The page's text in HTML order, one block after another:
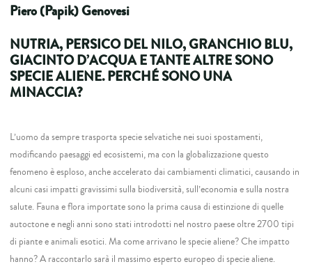
Piero (Papik) Genovesi
NUTRIA, PERSICO DEL NILO, GRANCHIO BLU,
GIACINTO D’ACQUA E TANTE ALTRE SONO
SPECIE ALIENE. PERCHÉ SONO UNA
MINACCIA?
L’uomo da sempre trasporta specie selvatiche nei suoi spostamenti,
modificando paesaggi ed ecosistemi, ma con la globalizzazione questo
fenomeno è esploso, anche accelerato dai cambiamenti climatici, causando in
alcuni casi impatti gravissimi sulla biodiversità, sull’economia e sulla nostra
salute. Fauna e flora importate sono la prima causa di estinzione di quelle
autoctone e negli anni sono stati introdotti nel nostro paese oltre 2700 tipi
di piante e animali esotici. Ma come arrivano le specie aliene? Che impatto
hanno? A raccontarlo sarà il massimo esperto europeo di specie aliene.